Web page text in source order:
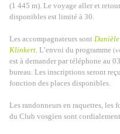
(1 445 m). Le voyage aller et
disponibles est limité à 30.
Les accompagnateurs sont
Klinkert . L’envoi du programme
est à demander par téléphone au
bureau. Les inscriptions seront
fonction des places disponibles.
Les randonneurs en raquettes, les
du Club vosgien sont